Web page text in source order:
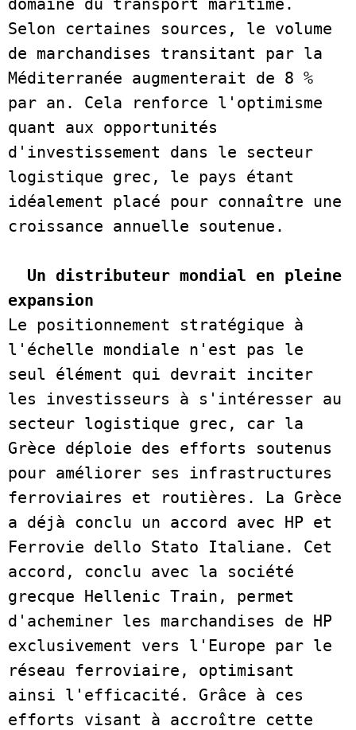
Selon certaines sources, le volume
de marchandises transitant par la
Méditerranée augmenterait de 8 %
par an. Cela renforce l'optimisme
quant aux opportunités
d'investissement dans le secteur
logistique grec, le pays étant
idéalement placé pour connaître une
croissance annuelle soutenue.
Un distributeur mondial en pleine
expansion
Le positionnement stratégique à
l'échelle mondiale n'est pas le
seul élément qui devrait inciter
les investisseurs à s'intéresser au
secteur logistique grec, car la
Grèce déploie des efforts soutenus
pour améliorer ses infrastructures
ferroviaires et routières. La Grèce
a déjà conclu un accord avec HP et
Ferrovie dello Stato Italiane. Cet
accord, conclu avec la société
grecque Hellenic Train, permet
d'acheminer les marchandises de HP
exclusivement vers l'Europe par le
réseau ferroviaire, optimisant
ainsi l'efficacité. Grâce à ces
efforts visant à accroître cette